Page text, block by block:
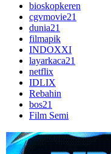
bioskopkeren
cgvmovie21
dunia21
filmapik
INDOXXI
layarkaca21
netflix
IDLIX
Rebahin
bos21
Film Semi